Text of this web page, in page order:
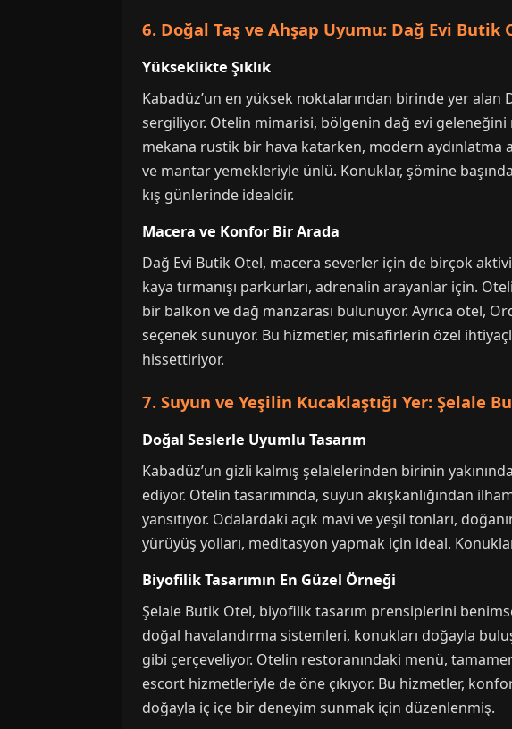
6. Doğal Taş ve Ahşap Uyumu: Dağ Evi Butik
Yükseklikte Şıklık
Kabadüz’un en yüksek noktalarından birinde yer
sergiliyor. Otelin mimarisi, bölgenin dağ evi
mekana rustik bir hava katarken, modern aydınlatma
ve mantar yemekleriyle ünlü. Konuklar, şömine
kış günlerinde idealdir.
Macera ve Konfor Bir Arada
Dağ Evi Butik Otel, macera severler için de birçok
kaya tırmanışı parkurları, adrenalin arayanlar için.
bir balkon ve dağ manzarası bulunuyor. Ayrıca otel,
seçenek sunuyor. Bu hizmetler, misafirlerin özel
hissettiriyor.
7. Suyun ve Yeşilin Kucaklaştığı Yer: Şelale
Doğal Seslerle Uyumlu Tasarım
Kabadüz’un gizli kalmış şelalelerinden birinin
ediyor. Otelin tasarımında, suyun akışkanlığından
yansıtıyor. Odalardaki açık mavi ve yeşil tonları,
yürüyüş yolları, meditasyon yapmak için ideal.
Biyofilik Tasarımın En Güzel Örneği
Şelale Butik Otel, biyofilik tasarım prensiplerini
doğal havalandırma sistemleri, konukları doğayla
gibi çerçeveliyor. Otelin restoranındaki menü,
escort hizmetleriyle de öne çıkıyor. Bu hizmetler,
doğayla iç içe bir deneyim sunmak için düzenlenmiş.